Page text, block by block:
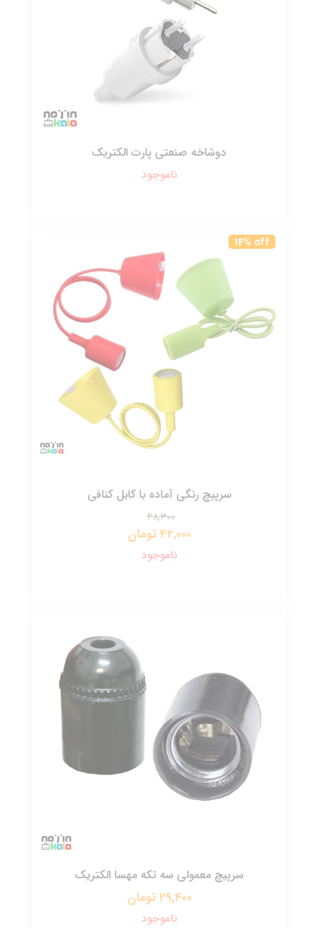
دوشاخه صنعتی پارت الکتریک
ناموجود
14% off
سرپیچ رنگی آماده با کابل کنافی
48,300
42,000 تومان
ناموجود
سرپیچ معمولی سه تکه مهسا الکتریک
29,400 تومان
ناموجود